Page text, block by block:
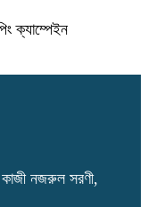
ক্যাম্পেইন
কাজী নজরুল সরণী,